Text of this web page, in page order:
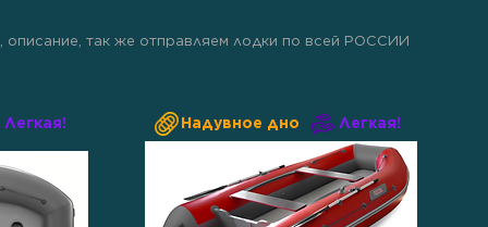
так же отправляем лодки по всей РОССИИ
Легкая! Надувное дно Легкая!